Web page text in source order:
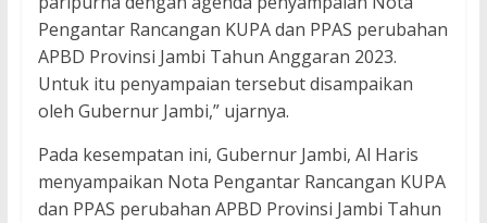
Pengantar Rancangan KUPA dan PPAS perubahan
APBD Provinsi Jambi Tahun Anggaran 2023.
Untuk itu penyampaian tersebut disampaikan
oleh Gubernur Jambi,” ujarnya.
Pada kesempatan ini, Gubernur Jambi, Al Haris
menyampaikan Nota Pengantar Rancangan KUPA
dan PPAS perubahan APBD Provinsi Jambi Tahun